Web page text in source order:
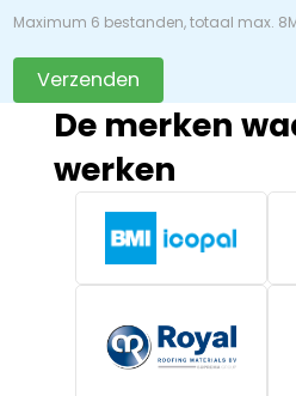
Maximum 6 bestanden, totaal max.
Verzenden
De merken
werken